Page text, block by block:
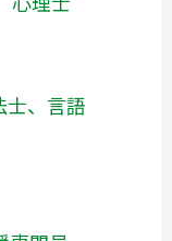
士、言語